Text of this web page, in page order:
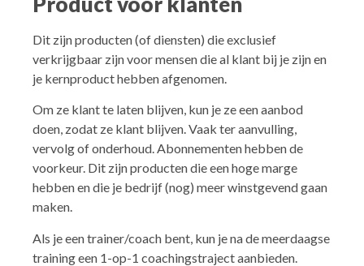
Dit zijn producten (of diensten) die exclusief
verkrijgbaar zijn voor mensen die al klant bij je zijn en
je kernproduct hebben afgenomen.
Om ze klant te laten blijven, kun je ze een aanbod
doen, zodat ze klant blijven. Vaak ter aanvulling,
vervolg of onderhoud. Abonnementen hebben de
voorkeur. Dit zijn producten die een hoge marge
hebben en die je bedrijf (nog) meer winstgevend gaan
maken.
Als je een trainer/coach bent, kun je na de meerdaagse
training een 1-op-1 coachingstraject aanbieden.